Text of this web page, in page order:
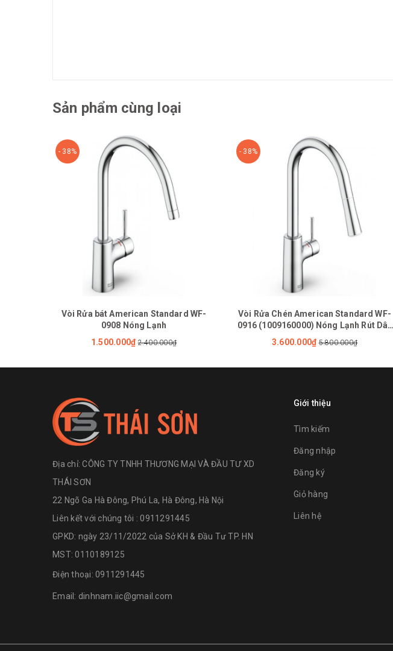
Sản phẩm cùng loại
- 38%
Vòi Rửa bát American Standard WF-
0908 Nóng Lạnh
1.500.000₫ 2.400.000₫
- 38%
Vòi Rửa Chén American Standard WF-
0916 (1009160000) Nóng Lạnh Rút Dây
Agate
3.600.000₫ 5.800.000₫
Địa chỉ:CÔNG TY TNHH THƯƠNG MẠI VÀ ĐẦU TƯ XD
THÁI SƠN
22 Ngõ Ga Hà Đông, Phú La, Hà Đông, Hà Nội
Liên kết với chúng tôi : 0911291445
GPKD: ngày 23/11/2022 của Sở KH & Đầu Tư TP. HN
MST: 0110189125
Điện thoại: 0911291445
Email: dinhnam.iic@gmail.com
Giới thiệu
Tìm kiếm
Đăng nhập
Đăng ký
Giỏ hàng
Liên hệ